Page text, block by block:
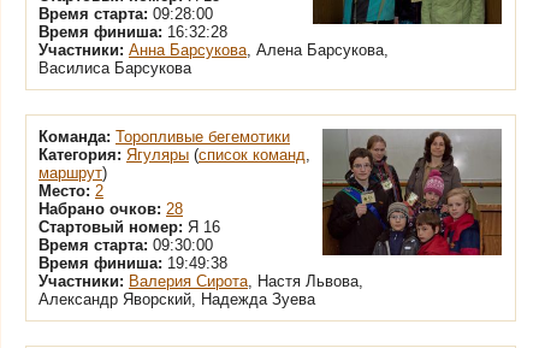
Время старта: 09:28:00
Время финиша: 16:32:28
Участники: Анна Барсукова, Алена Барсукова,
Василиса Барсукова
Команда: Торопливые бегемотики
Категория: Ягуляры (список команд,
маршрут)
Место: 2
Набрано очков: 28
Стартовый номер: Я 16
Время старта: 09:30:00
Время финиша: 19:49:38
Участники: Валерия Сирота, Настя Львова,
Александр Яворский, Надежда Зуева